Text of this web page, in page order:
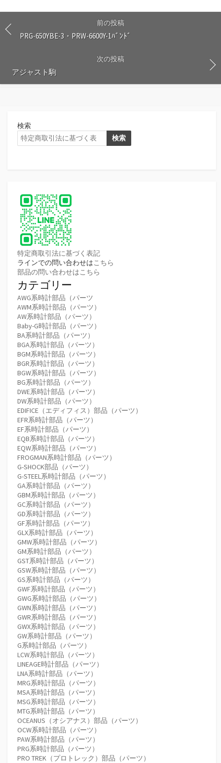
前の投稿
PRG-650YBE-3・PRW-6600Y-1ﾊﾞﾝﾄﾞ
次の投稿
アジャスト駒
検索
検索
特定商取引法に基づく表記
ラインでの問い合わせはこちら
部品の問い合わせはこちら
カテゴリー
AWG系時計部品（パーツ
AWM系時計部品（パーツ）
AW系時計部品（パーツ）
Baby-G時計部品（パーツ）
BA系時計部品（パーツ）
BGA系時計部品（パーツ）
BGM系時計部品（パーツ）
BGR系時計部品（パーツ）
BGW系時計部品（パーツ）
BG系時計部品（パーツ）
DWE系時計部品（パーツ）
DW系時計部品（パーツ）
EDIFICE（エディフィス）部品（パーツ）
EFR系時計部品（パーツ）
EF系時計部品（パーツ）
EQB系時計部品（パーツ）
EQW系時計部品（パーツ）
FROGMAN系時計部品（パーツ）
G-SHOCK部品（パーツ）
G-STEEL系時計部品（パーツ）
GA系時計部品（パーツ）
GBM系時計部品（パーツ）
GC系時計部品（パーツ）
GD系時計部品（パーツ）
GF系時計部品（パーツ）
GLX系時計部品（パーツ）
GMW系時計部品（パーツ）
GM系時計部品（パーツ）
GST系時計部品（パーツ）
GSW系時計部品（パーツ）
GS系時計部品（パーツ）
GWF系時計部品（パーツ）
GWG系時計部品（パーツ）
GWN系時計部品（パーツ）
GWR系時計部品（パーツ）
GWX系時計部品（パーツ）
GW系時計部品（パーツ）
G系時計部品（パーツ）
LCW系時計部品（パーツ）
LINEAGE時計部品（パーツ）
LNA系時計部品（パーツ）
MRG系時計部品（パーツ）
MSA系時計部品（パーツ）
MSG系時計部品（パーツ）
MTG系時計部品（パーツ）
OCEANUS（オシアナス）部品（パーツ）
OCW系時計部品（パーツ）
PAW系時計部品（パーツ）
PRG系時計部品（パーツ）
PRO TREK（プロトレック）部品（パーツ）